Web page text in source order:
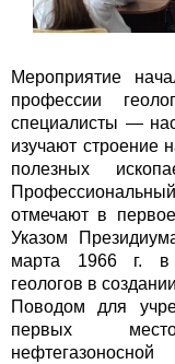
Мероприятие
профессии
специалисты —
изучают строение
полезных
Профессиональный
отмечают в
Указом
марта 1966 г. в
геологов в
Поводом для
первых